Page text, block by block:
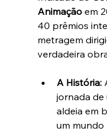
Animação em
40 prêmios
metragem
verdadeira
A História:
jornada de
aldeia em
um